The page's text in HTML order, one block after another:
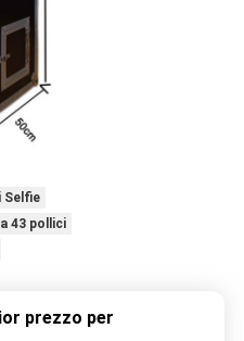
Selfie
43 pollici
prezzo per